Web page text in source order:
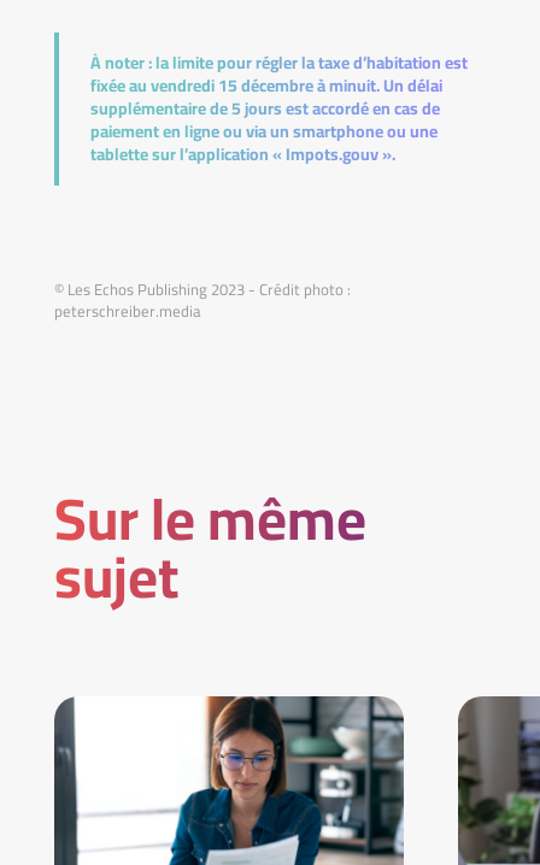
À noter :la limite pour régler la taxe d’habitation est
fixée au vendredi 15 décembre à minuit. Un délai
supplémentaire de 5 jours est accordé en cas de
paiement en ligne ou via un smartphone ou une
tablette sur l’application « Impots.gouv ».
© Les Echos Publishing 2023 - Crédit photo :
peterschreiber.media
Sur le même
sujet